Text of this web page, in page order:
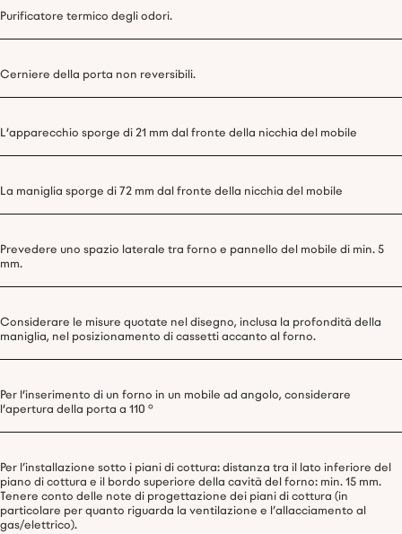
Purificatore termico degli odori.
Cerniere della porta non reversibili.
L'apparecchio sporge di 21 mm dal fronte della nicchia del mobile
La maniglia sporge di 72 mm dal fronte della nicchia del mobile
Prevedere uno spazio laterale tra forno e pannello del mobile di min. 5
mm.
Considerare le misure quotate nel disegno, inclusa la profondità della
maniglia, nel posizionamento di cassetti accanto al forno.
Per l'inserimento di un forno in un mobile ad angolo, considerare
l'apertura della porta a 110 °
Per l’installazione sotto i piani di cottura: distanza tra il lato inferiore del
piano di cottura e il bordo superiore della cavità del forno: min. 15 mm.
Tenere conto delle note di progettazione dei piani di cottura (in
particolare per quanto riguarda la ventilazione e l’allacciamento al
gas/elettrico).